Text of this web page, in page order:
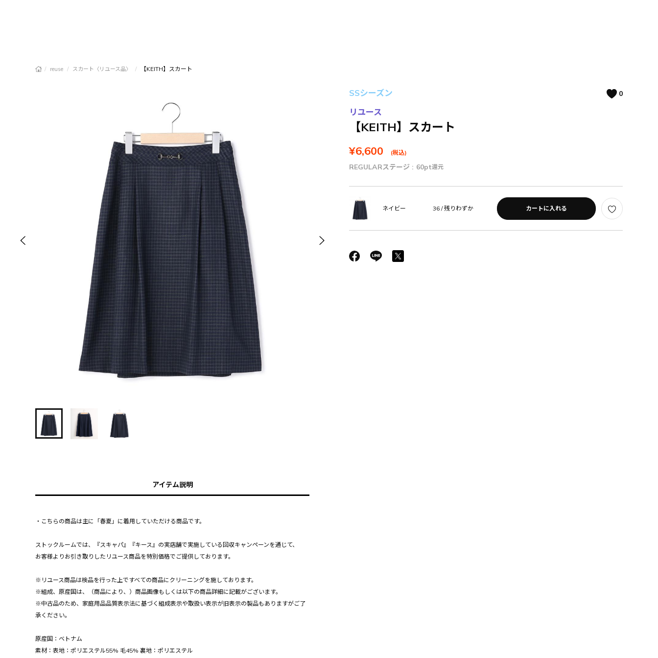
/ reuse / スカート〈リユース品〉 / 【KEITH】スカート
アイテム説明
・こちらの商品は主に「春夏」に着用していただける商品です。
ストックルームでは、『スキャパ』『キース』の実店舗で実施している回収キャンペーンを通じて、
お客様よりお引き取りしたリユース商品を特別価格でご提供しております。
※リユース商品は検品を行った上ですべての商品にクリーニングを施しております。
※組成、原産国は、（商品により、）商品画像もしくは以下の商品詳細に記載がございます。
※中古品のため、家庭用品品質表示法に基づく組成表示や取扱い表示が旧表示の製品もありますがご了
承ください。
原産国：ベトナム
素材：表地：ポリエステル55% 毛45% 裏地：ポリエステル
SSシーズン 0
リユース
【KEITH】スカート
¥6,600 (税込)
REGULARステージ : 60pt還元
ネイビー 36 /残りわずか カートに入れる